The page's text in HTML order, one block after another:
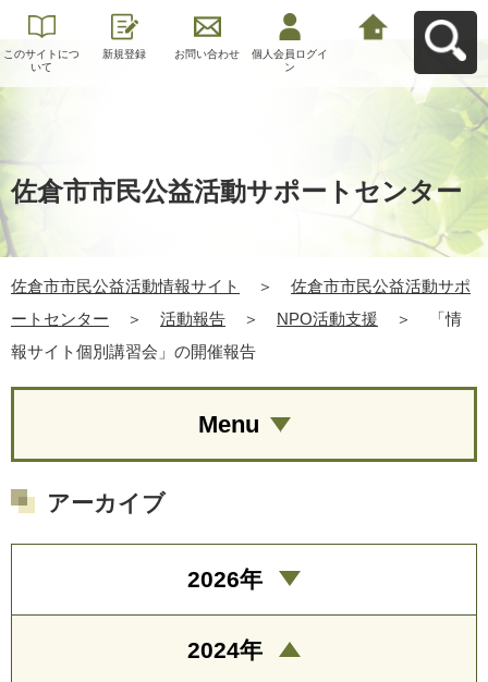
このサイトにつ
いて
新規登録 お問い合わせ
個人会員ログイ
ン
佐倉市市民公益活動サポートセンター
佐倉市市民公益活動情報サイト ＞
佐倉市市民公益活動サポ
ートセンター
＞ 活動報告 ＞ NPO活動支援 ＞
「情
報サイト個別講習会」の開催報告
Menu
アーカイブ
2026年
2024年